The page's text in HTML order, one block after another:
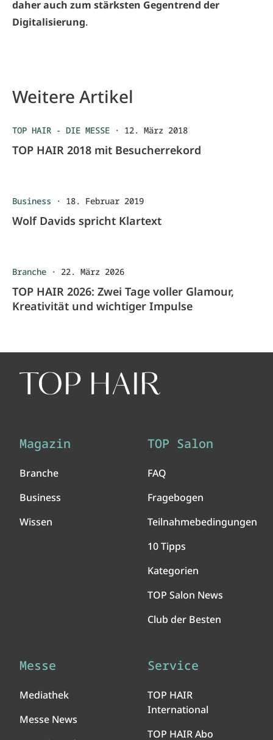
daher auch zum stärksten Gegentrend der
Digitalisierung.
Weitere Artikel
TOP HAIR - DIE MESSE · 12. März 2018
TOP HAIR 2018 mit Besucherrekord
Business · 18. Februar 2019
Wolf Davids spricht Klartext
Branche · 22. März 2026
TOP HAIR 2026: Zwei Tage voller Glamour,
Kreativität und wichtiger Impulse
Magazin
Branche
Business
Wissen
TOP Salon
FAQ
Fragebogen
Teilnahmebedingungen
10 Tipps
Kategorien
TOP Salon News
Club der Besten
Messe
Mediathek
Messe News
Service
TOP HAIR
International
TOP HAIR Abo